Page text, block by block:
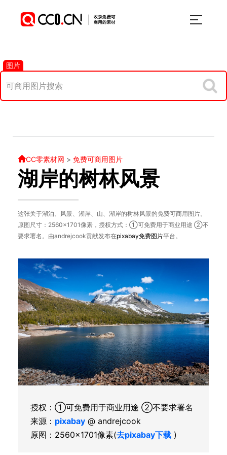
图片
CC零素材网 > 免费可商用图片
湖岸的树林风景
这张关于湖泊、风景、湖岸、山、湖岸的树林风景的免费可商用图片。
原图尺寸：2560×1701像素，授权方式：①可免费用于商业用途 ②不
要求署名。由andrejcook贡献发布在pixabay免费图片平台。
授权：①可免费用于商业用途 ②不要求署名
来源： pixabay @ andrejcook
原图：2560×1701像素(去pixabay下载 )